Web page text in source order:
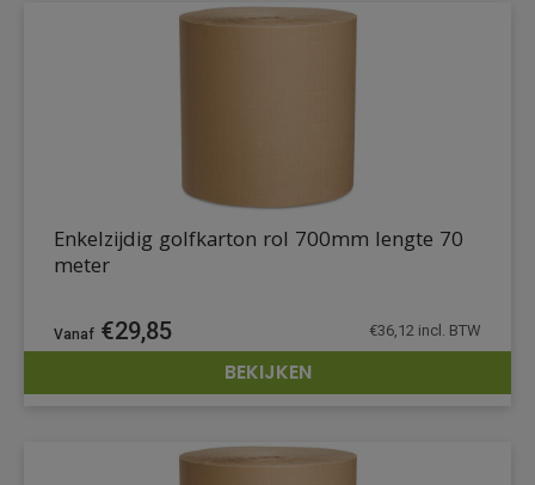
DETAILS
Enkelzijdig golfkarton rol 700mm lengte 70
meter
€29,85 €36,12 incl. BTW
BEKIJKEN